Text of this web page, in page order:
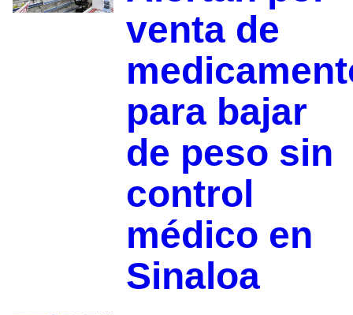
venta de
para bajar
de peso sin
control
médico en
Sinaloa